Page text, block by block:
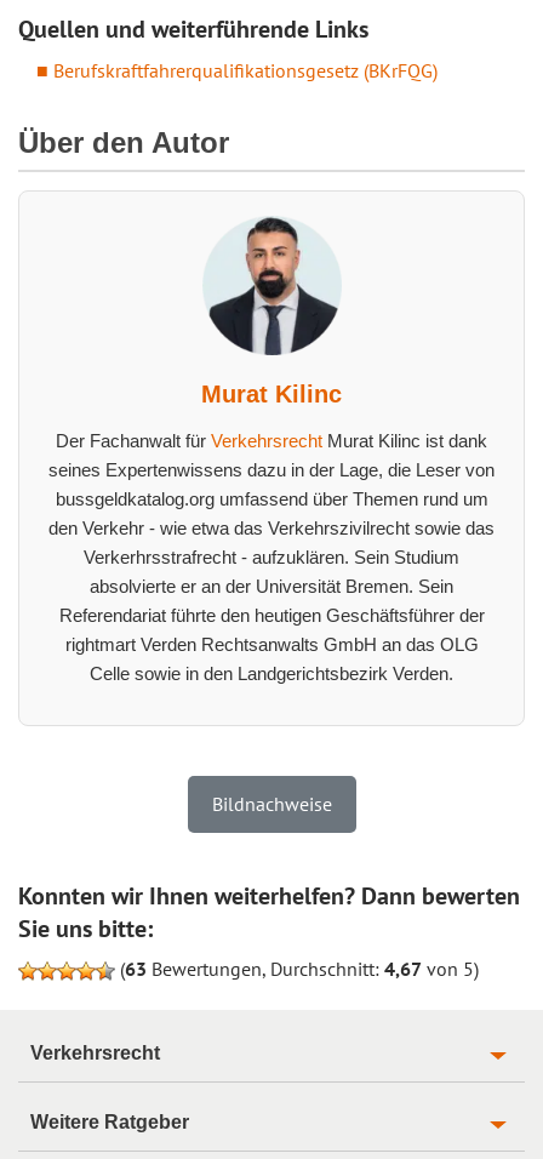
Quellen und weiterführende Links
Berufskraftfahrerqualifikationsgesetz (BKrFQG)
Über den Autor
Murat Kilinc
Der Fachanwalt für Verkehrsrecht Murat Kilinc ist dank
seines Expertenwissens dazu in der Lage, die Leser von
bussgeldkatalog.org umfassend über Themen rund um
den Verkehr - wie etwa das Verkehrszivilrecht sowie das
Verkerhrsstrafrecht - aufzuklären. Sein Studium
absolvierte er an der Universität Bremen. Sein
Referendariat führte den heutigen Geschäftsführer der
rightmart Verden Rechtsanwalts GmbH an das OLG
Celle sowie in den Landgerichtsbezirk Verden.
Bildnachweise
Konnten wir Ihnen weiterhelfen? Dann bewerten
Sie uns bitte:
(63 Bewertungen, Durchschnitt: 4,67 von 5)
Verkehrsrecht
Weitere Ratgeber